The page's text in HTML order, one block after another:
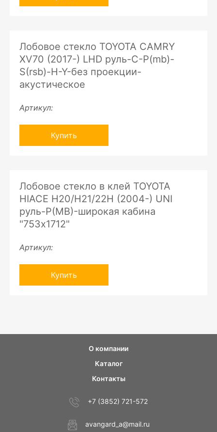
Лобовое стекло TOYOTA CAMRY
XV70 (2017-) LHD руль-C-P(mb)-
S(rsb)-H-Y-без проекции-
акустическое
Артикул:
Купить
Лобовое стекло в клей TOYOTA
HIACE H20/H21/22H (2004-) UNI
руль-P(MB)-широкая кабина
"753х1712"
Артикул:
Купить
О компании
Каталог
Контакты
+7 (3852) 721-572
avangard_a@mail.ru